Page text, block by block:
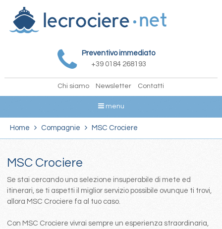
Preventivo immediato
+39 0184 268193
Chi siamo Newsletter Contatti
menu
Home Compagnie MSC Crociere
MSC Crociere
Se stai cercando una selezione insuperabile di mete ed
itinerari, se ti aspetti il miglior servizio possibile ovunque ti trovi,
allora MSC Crociere fa al tuo caso.
Con MSC Crociere vivrai sempre un esperienza straordinaria,